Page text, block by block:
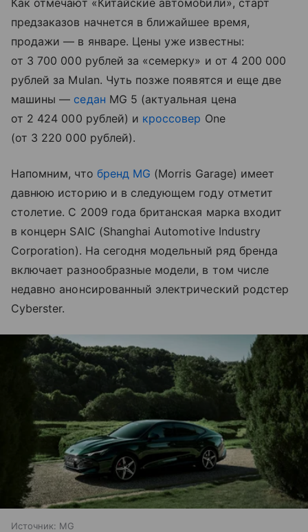
Как отмечают «Китайские автомобили», старт
предзаказов начнется в ближайшее время,
продажи — в январе. Цены уже известны:
от 3 700 000 рублей за «семерку» и от 4 200 000
рублей за Mulan. Чуть позже появятся и еще две
машины — седан MG 5 (актуальная цена
от 2 424 000 рублей) и кроссовер One
(от 3 220 000 рублей).
Напомним, что бренд MG (Morris Garage) имеет
давнюю историю и в следующем году отметит
столетие. С 2009 года британская марка входит
в концерн SAIC (Shanghai Automotive Industry
Corporation). На сегодня модельный ряд бренда
включает разнообразные модели, в том числе
недавно анонсированный электрический родстер
Cyberster.
Источник: MG